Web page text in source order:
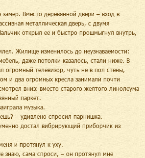
Вместо деревянной двери – вход в
металлическая дверь, с двумя
открыл ее и быстро прошмыгнул внутрь,
Жилище изменилось до неузнаваемости:
даже потолки казалось, стали ниже. В
огромный телевизор, чуть не в пол стены,
и два огромных кресла занимали почти
вниз: вместо старого желтого линолеума
паркет.
музыка.
– удивлено спросил парнишка.
достал вибрирующий приборчик из
и протянул к уху.
знаю, сама спроси, – он протянул мне